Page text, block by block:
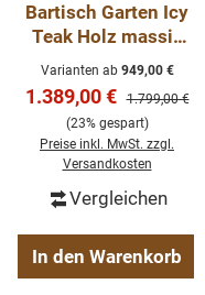
Bartisch Garten Icy
Teak Holz massiv
Outdoor Tisch
Stehtisch Teak
Möbel
Varianten ab949,00 €
Verkaufspreis:
1.389,00 € Regulärer
1.799,00 €
(23% gespart)
Preise inkl. MwSt. zzgl.
Versandkosten
Vergleichen
In den Warenkorb